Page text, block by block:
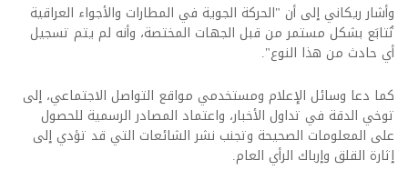
وأشار ريكاني إلى أن "الحركة الجوية في المطارات والأجواء العراقية
تُتابَع بشكل مستمر من قبل الجهات المختصة، وأنه لم يتم تسجيل
أي حادث من هذا النوع".
كما دعا وسائل الإعلام ومستخدمي مواقع التواصل الاجتماعي، إلى
توخي الدقة في تداول الأخبار، واعتماد المصادر الرسمية للحصول
على المعلومات الصحيحة وتجنب نشر الشائعات التي قد تؤدي إلى
إثارة القلق وإرباك الرأي العام.